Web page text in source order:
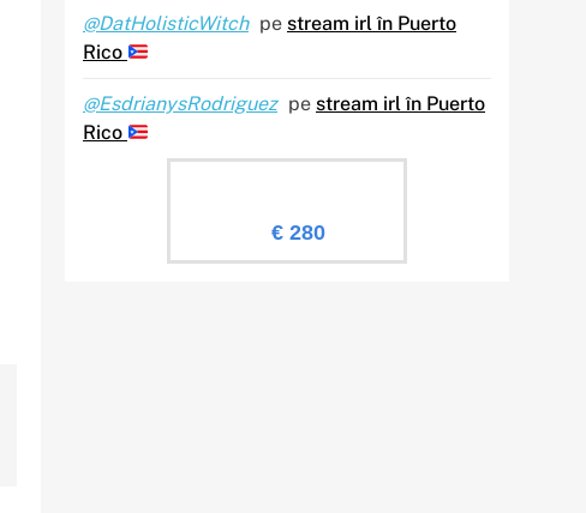
@DatHolisticWitch pe stream irl în Puerto
Rico
@EsdrianysRodriguez pe stream irl în Puerto
Rico
€ 280